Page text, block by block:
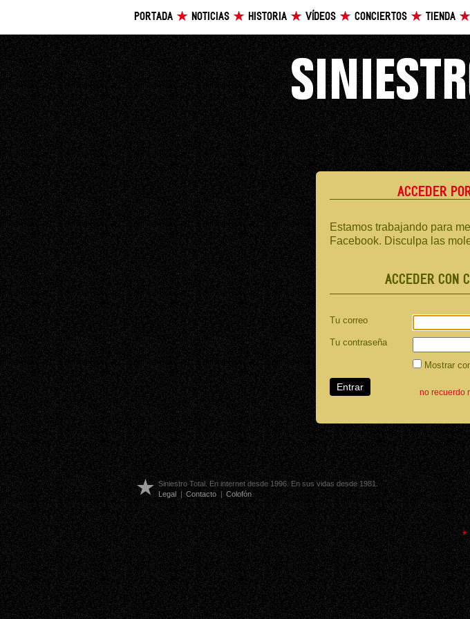
PORTADA NOTICIAS HISTORIA VÍDEOS CONCIERTOS TIENDA
ACCEDER
Estamos trabajando para
Facebook. Disculpa las
ACCEDER CON
Tu correo
Tu contraseña
Mostrar
no recuerdo
Siniestro Total. En internet desde 1996. En sus vidas desde 1981.
Legal | Contacto | Colofón
*